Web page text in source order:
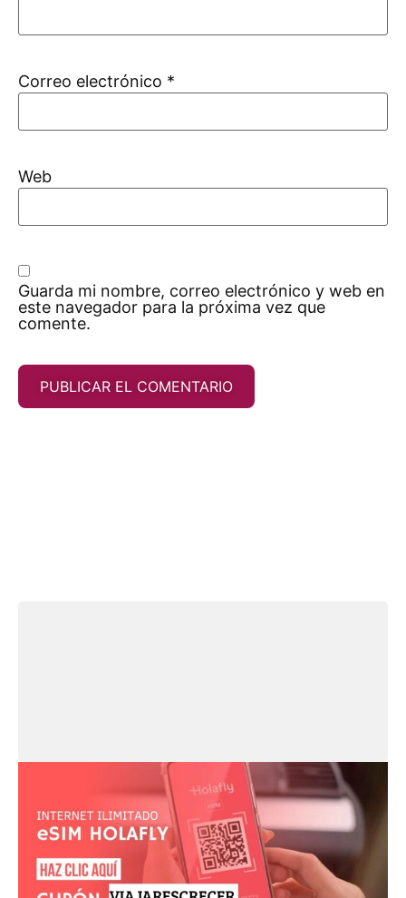
Correo electrónico *
Web
Guarda mi nombre, correo electrónico y web en
este navegador para la próxima vez que
comente.